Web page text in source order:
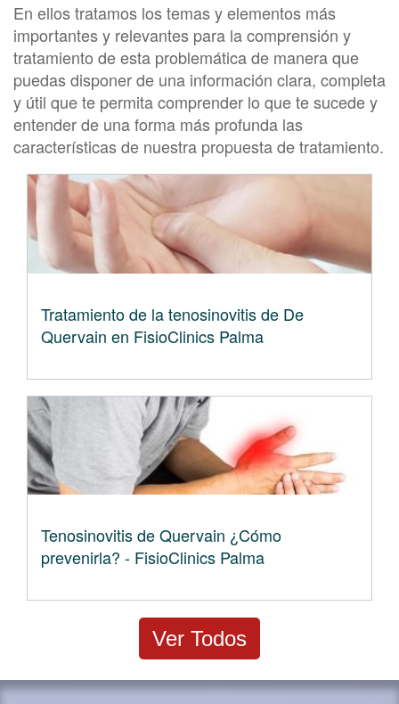
En ellos tratamos los temas y elementos más
importantes y relevantes para la comprensión y
tratamiento de esta problemática de manera que
puedas disponer de una información clara, completa
y útil que te permita comprender lo que te sucede y
entender de una forma más profunda las
características de nuestra propuesta de tratamiento.
Tratamiento de la tenosinovitis de De
Quervain en FisioClinics Palma
Tenosinovitis de Quervain ¿Cómo
prevenirla? - FisioClinics Palma
Ver Todos